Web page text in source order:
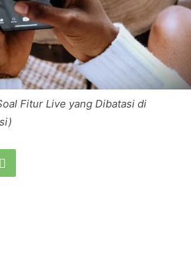
Fitur Live yang Dibatasi di